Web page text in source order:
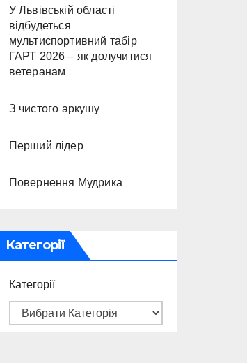
У Львівській області
відбудеться
мультиспортивний табір
ГАРТ 2026 – як долучитися
ветеранам
З чистого аркушу
Перший лідер
Повернення Мудрика
Категорії
Категорії